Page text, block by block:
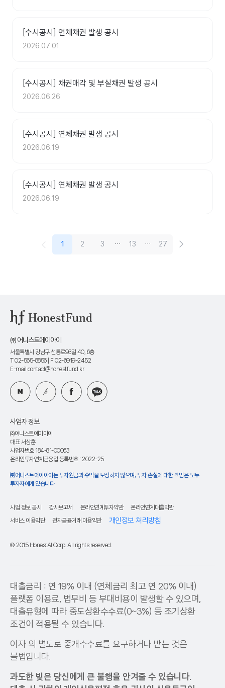
[수시공시] 연체채권 발생 공시
2026.07.01
[수시공시] 채권매각 및 부실채권 발생 공시
2026.06.26
[수시공시] 연체채권 발생 공시
2026.06.19
[수시공시] 연체채권 발생 공시
2026.06.19
1 2 3 … 13 … 27
㈜ 어니스트에이아이
서울특별시 강남구 선릉로93길 40, 6층
T 02-565-8856| F 02-6919-2452
E-mail contact@honestfund.kr
사업자 정보
㈜어니스트에이아이
대표 서상훈
사업자번호 184-81-00063
온라인투자연계금융업 등록번호 : 2022-25
㈜어니스트에이아이는 투자원금과 수익을 보장하지 않으며, 투자 손실에 대한 책임은 모두
투자자에게 있습니다.
사업 정보 공시 감사보고서 온라인연계투자약관
온라인연계대출약관
서비스 이용약관
전자금융거래 이용약관 개인정보 처리방침
© 2015 HonestAI Corp. All rights reserved.
대출금리 : 연 19% 이내 (연체금리 최고 연 20% 이내)
플랫폼 이용료, 법무비 등 부대비용이 발생할 수 있으며,
대출유형에 따라 중도상환수수료(0~3%) 등 조기상환
조건이 적용될 수 있습니다.
이자 외 별도로 중개수수료를 요구하거나 받는 것은
불법입니다.
과도한 빚은 당신에게 큰 불행을 안겨줄 수 있습니다.